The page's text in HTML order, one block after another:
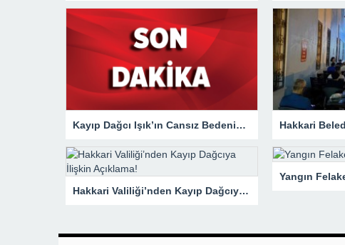
Kayıp Dağcı Işık’ın Cansız Bedenine Ulaşıldı!
Hakkari Valiliği’nden Kayıp Dağcıya İlişkin Açıklama!